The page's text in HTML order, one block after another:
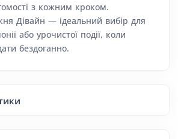
з кожним кроком.
Дівайн — ідеальний вибір для
або урочистої події, коли
бездоганно.